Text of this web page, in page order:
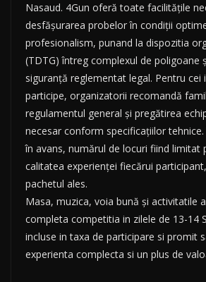
Nasaud. 4Gun oferă toate facilitățile
desfășurarea probelor în condiții
profesionalism, punand la dispozitia
(TDTG) întreg complexul de poligoane
siguranță reglementat legal. Pentru cei
participe, organizatorii recomandă
regulamentul general și pregătirea
necesar conform specificațiilor
în avans, numărul de locuri fiind limitat
calitatea experienței fiecărui
pachetul ales.
Masa, muzica, voia bună și activitatile
completa competitia in zilele de 13-14
incluse in taxa de participare si promit
experienta complecta si un plus de